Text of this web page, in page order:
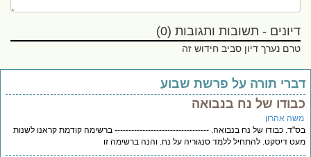
דיונים - תשובות ותגובות (0)
טרם נערך דיון סביב חידוש זה
תורה על פרשת שבוע
של נח בנבואה
אהרון
כבודו של נח בנבואה. ---------------------------------- ברשימה קודמת קראנו לשנות
דיסקט. להתחיל ללמד סנגוריה על נח. והנה ברשימה זו